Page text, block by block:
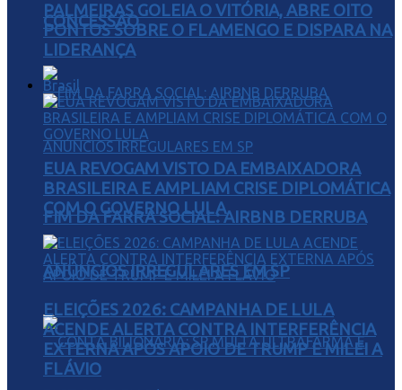
CONCESSÃO
FIM DA FARRA SOCIAL: AIRBNB DERRUBA
ANÚNCIOS IRREGULARES EM SP
PALMEIRAS GOLEIA O VITÓRIA, ABRE OITO
PONTOS SOBRE O FLAMENGO E DISPARA NA
LIDERANÇA
Brasil
EUA REVOGAM VISTO DA EMBAIXADORA
BRASILEIRA E AMPLIAM CRISE DIPLOMÁTICA
COM O GOVERNO LULA
ELEIÇÕES 2026: CAMPANHA DE LULA
ACENDE ALERTA CONTRA INTERFERÊNCIA
EXTERNA APÓS APOIO DE TRUMP E MILEI A
FLÁVIO